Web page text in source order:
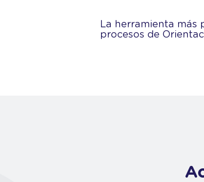
La herramienta más
procesos de